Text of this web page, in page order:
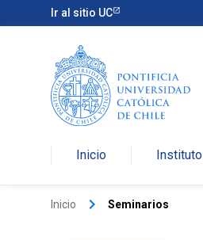
Ir al sitio UC
Inicio Instituto
Inicio keyboard_arrow_right Seminarios